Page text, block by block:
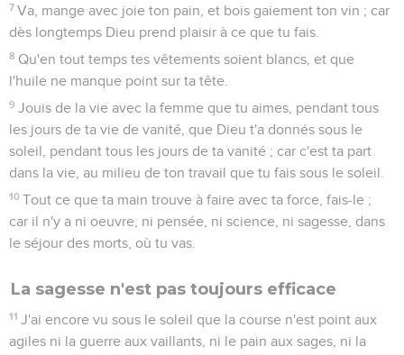
7 Va, mange avec joie ton pain, et bois gaiement ton vin ; car
dès longtemps Dieu prend plaisir à ce que tu fais.
8 Qu'en tout temps tes vêtements soient blancs, et que
l'huile ne manque point sur ta tête.
9 Jouis de la vie avec la femme que tu aimes, pendant tous
les jours de ta vie de vanité, que Dieu t'a donnés sous le
soleil, pendant tous les jours de ta vanité ; car c'est ta part
dans la vie, au milieu de ton travail que tu fais sous le soleil.
10 Tout ce que ta main trouve à faire avec ta force, fais-le ;
car il n'y a ni oeuvre, ni pensée, ni science, ni sagesse, dans
le séjour des morts, où tu vas.
La sagesse n'est pas toujours efficace
11 J'ai encore vu sous le soleil que la course n'est point aux
agiles ni la guerre aux vaillants, ni le pain aux sages, ni la